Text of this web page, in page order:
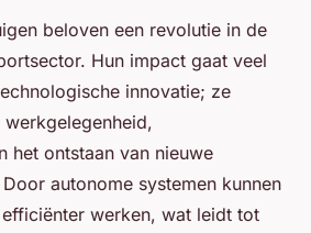
beloven een revolutie in de
Hun impact gaat veel
innovatie; ze
het ontstaan van nieuwe
autonome systemen kunnen
werken, wat leidt tot